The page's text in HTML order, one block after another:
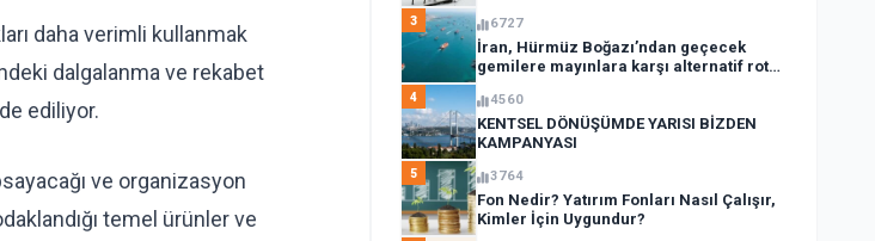
daha verimli kullanmak
dalgalanma ve rekabet
ediliyor.
ve organizasyon
temel ürünler ve
3 6727
İran, Hürmüz Boğazı’ndan geçecek
gemilere mayınlara karşı alternatif rota
4 4560
KENTSEL DÖNÜŞÜMDE YARISI BİZDEN
KAMPANYASI
5 3764
Fon Nedir? Yatırım Fonları Nasıl Çalışır,
Kimler İçin Uygundur?